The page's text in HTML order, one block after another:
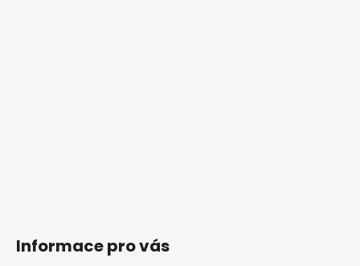
Informace pro vás